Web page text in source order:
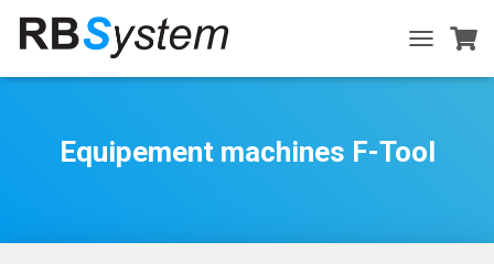
TOGGLE
NAVIGATION
Equipement machines F-Tool